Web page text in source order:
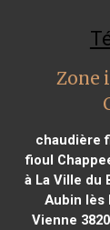
Zone
chaudière
fioul
à La Ville du
Aubin lès
Vienne